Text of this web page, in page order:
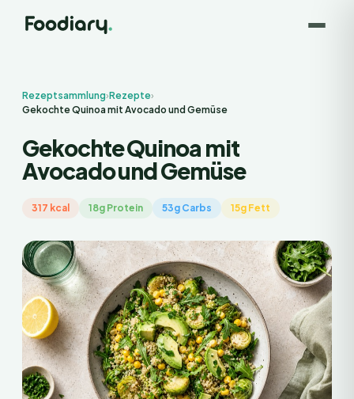
Rezeptsammlung›Rezepte›
Gekochte Quinoa mit Avocado und Gemüse
Gekochte Quinoa mit
Avocado und Gemüse
317 kcal 18g Protein 53g Carbs 15g Fett